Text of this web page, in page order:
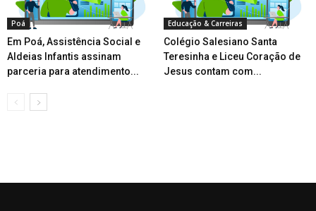
Poá
Em Poá, Assistência Social e
Aldeias Infantis assinam
parceria para atendimento...
Educação & Carreiras
Colégio Salesiano Santa
Teresinha e Liceu Coração de
Jesus contam com...